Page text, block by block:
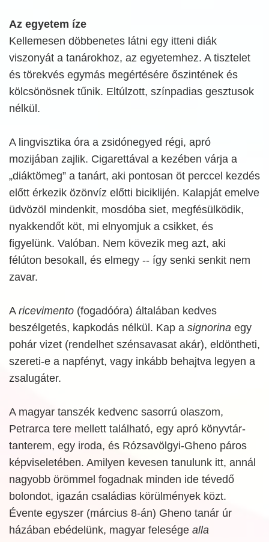
Az egyetem íze
Kellemesen döbbenetes látni egy itteni diák
viszonyát a tanárokhoz, az egyetemhez. A tisztelet
és törekvés egymás megértésére őszintének és
kölcsönösnek tűnik. Eltúlzott, színpadias gesztusok
nélkül.
A lingvisztika óra a zsidónegyed régi, apró
mozijában zajlik. Cigarettával a kezében várja a
„diáktömeg” a tanárt, aki pontosan öt perccel kezdés
előtt érkezik özönvíz előtti biciklijén. Kalapját emelve
üdvözöl mindenkit, mosdóba siet, megfésülködik,
nyakkendőt köt, mi elnyomjuk a csikket, és
figyelünk. Valóban. Nem kövezik meg azt, aki
félúton besokall, és elmegy -- így senki senkit nem
zavar.
A ricevimento (fogadóóra) általában kedves
beszélgetés, kapkodás nélkül. Kap a signorina egy
pohár vizet (rendelhet szénsavasat akár), eldöntheti,
szereti-e a napfényt, vagy inkább behajtva legyen a
zsalugáter.
A magyar tanszék kedvenc sasorrú olaszom,
Petrarca tere mellett található, egy apró könyvtár-
tanterem, egy iroda, és Rózsavölgyi-Gheno páros
képviseletében. Amilyen kevesen tanulunk itt, annál
nagyobb örömmel fogadnak minden ide tévedő
bolondot, igazán családias körülmények közt.
Évente egyszer (március 8-án) Gheno tanár úr
házában ebédelünk, magyar felesége alla